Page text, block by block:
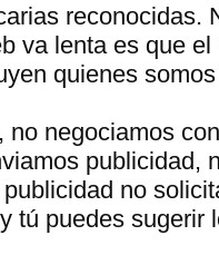
reconocidas.
va lenta es que
quienes
negociamos
publicidad,
no
tú puedes sugerir